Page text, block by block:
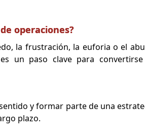
operaciones?
la frustración, la euforia o el
un paso clave para
y formar parte de una
plazo.